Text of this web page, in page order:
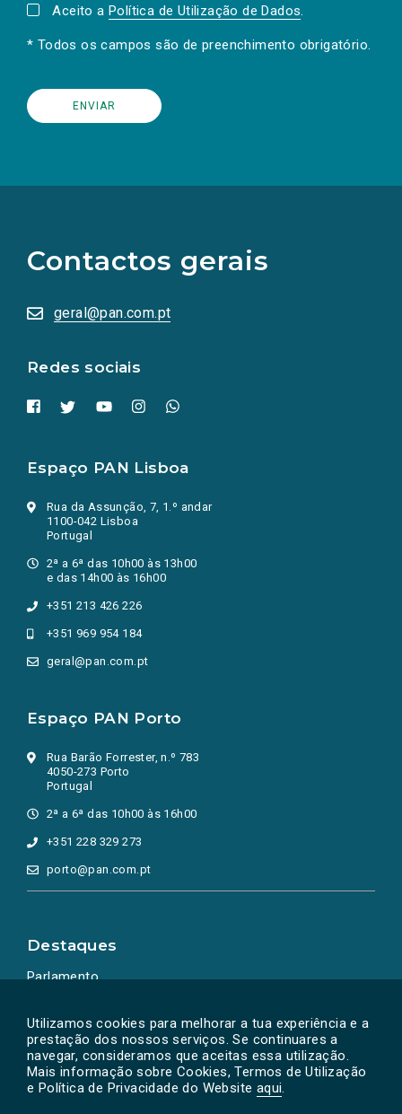
Utilizamos cookies para melhorar a tua experiência e a
prestação dos nossos serviços. Se continuares a
navegar, consideramos que aceitas essa utilização.
Mais informação sobre Cookies, Termos de Utilização
e Política de Privacidade do Website aqui.
Aceito a Política de Utilização de Dados.
* Todos os campos são de preenchimento obrigatório.
Contactos gerais
geral@pan.com.pt
Redes sociais
redes
sociais
numa
nova
Espaço PAN Lisboa
Rua da Assunção, 7, 1.º andar
1100-042 Lisboa
Portugal
2ª a 6ª das 10h00 às 13h00
e das 14h00 às 16h00
+351 213 426 226
+351 969 954 184
geral@pan.com.pt
Espaço PAN Porto
Rua Barão Forrester, n.º 783
4050-273 Porto
Portugal
2ª a 6ª das 10h00 às 16h00
+351 228 329 273
porto@pan.com.pt
Destaques
Parlamento